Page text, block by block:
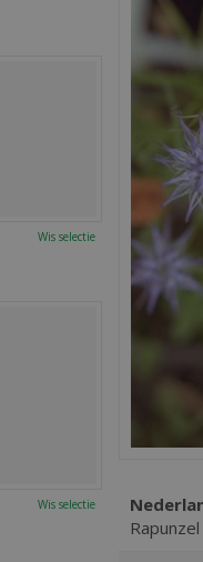
Rapunzel
Wis selectie
Wis selectie